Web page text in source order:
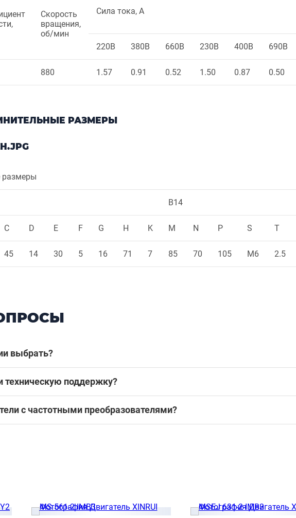
Скорость
вращения,
об/мин
Сила тока, А
220В 380В 660В 230В 400В 690В
880 1.57 0.91 0.52 1.50 0.87 0.50
РАЗМЕРЫ
размеры
B14
C D E F G H K M N P S T
45 14 30 5 16 71 7 85 70 105 M6 2.5
выбрать?
техническую поддержку?
с частотными преобразователями?